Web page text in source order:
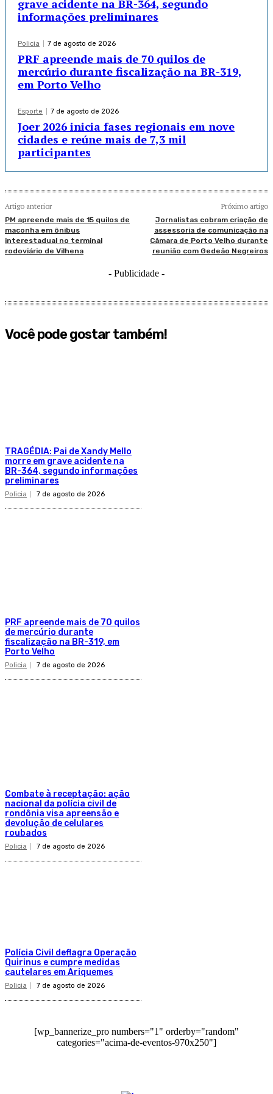
grave acidente na BR-364, segundo
informações preliminares
Policia 7 de agosto de 2026
PRF apreende mais de 70 quilos de
mercúrio durante fiscalização na BR-319,
em Porto Velho
Esporte 7 de agosto de 2026
Joer 2026 inicia fases regionais em nove
cidades e reúne mais de 7,3 mil
participantes
Artigo anterior
PM apreende mais de 15 quilos de
maconha em ônibus
interestadual no terminal
rodoviário de Vilhena
Próximo artigo
Jornalistas cobram criação de
assessoria de comunicação na
Câmara de Porto Velho durante
reunião com Gedeão Negreiros
- Publicidade -
Você pode gostar também!
TRAGÉDIA: Pai de Xandy Mello
morre em grave acidente na
BR-364, segundo informações
preliminares
Policia 7 de agosto de 2026
PRF apreende mais de 70 quilos
de mercúrio durante
fiscalização na BR-319, em
Porto Velho
Policia 7 de agosto de 2026
Combate à receptação: ação
nacional da polícia civil de
rondônia visa apreensão e
devolução de celulares
roubados
Policia 7 de agosto de 2026
Polícia Civil deflagra Operação
Quirinus e cumpre medidas
cautelares em Ariquemes
Policia 7 de agosto de 2026
[wp_bannerize_pro numbers="1" orderby="random"
categories="acima-de-eventos-970x250"]